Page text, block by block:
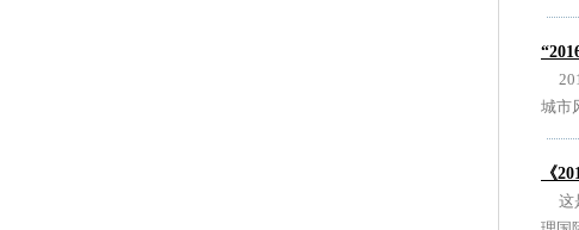
城市
《
这